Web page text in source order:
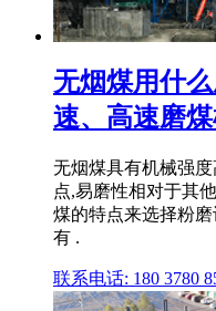
无烟煤用什
速、高速磨
无烟煤具有机械强
点,易磨性相对于其
煤的特点来选择粉
有 .
联系电话: 180 3780